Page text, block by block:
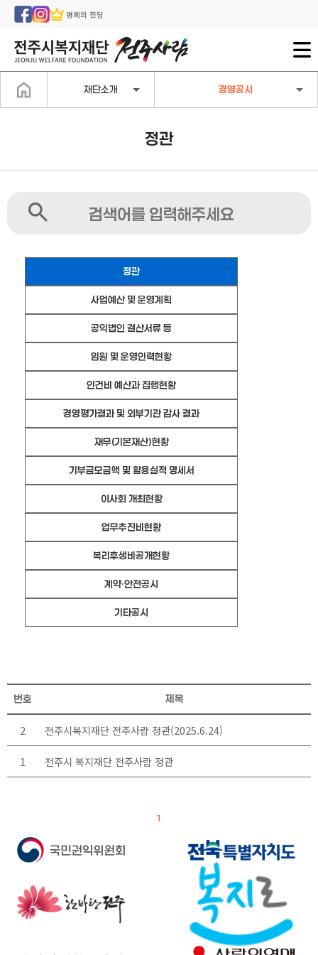
명예의 전당
재단소개 경영공시
정관
정관
사업예산 및 운영계획
공익법인 결산서류 등
임원 및 운영인력현황
인건비 예산과 집행현황
경영평가결과 및 외부기관 감사 결과
재무(기본재산)현황
기부금모금액 및 활용실적 명세서
이사회 개최현황
업무추진비현황
복리후생비공개현황
계약·안전공시
기타공시
번호 제목
2 전주시복지재단 전주사람 정관(2025.6.24)
1 전주시 복지재단 전주사람 정관
1